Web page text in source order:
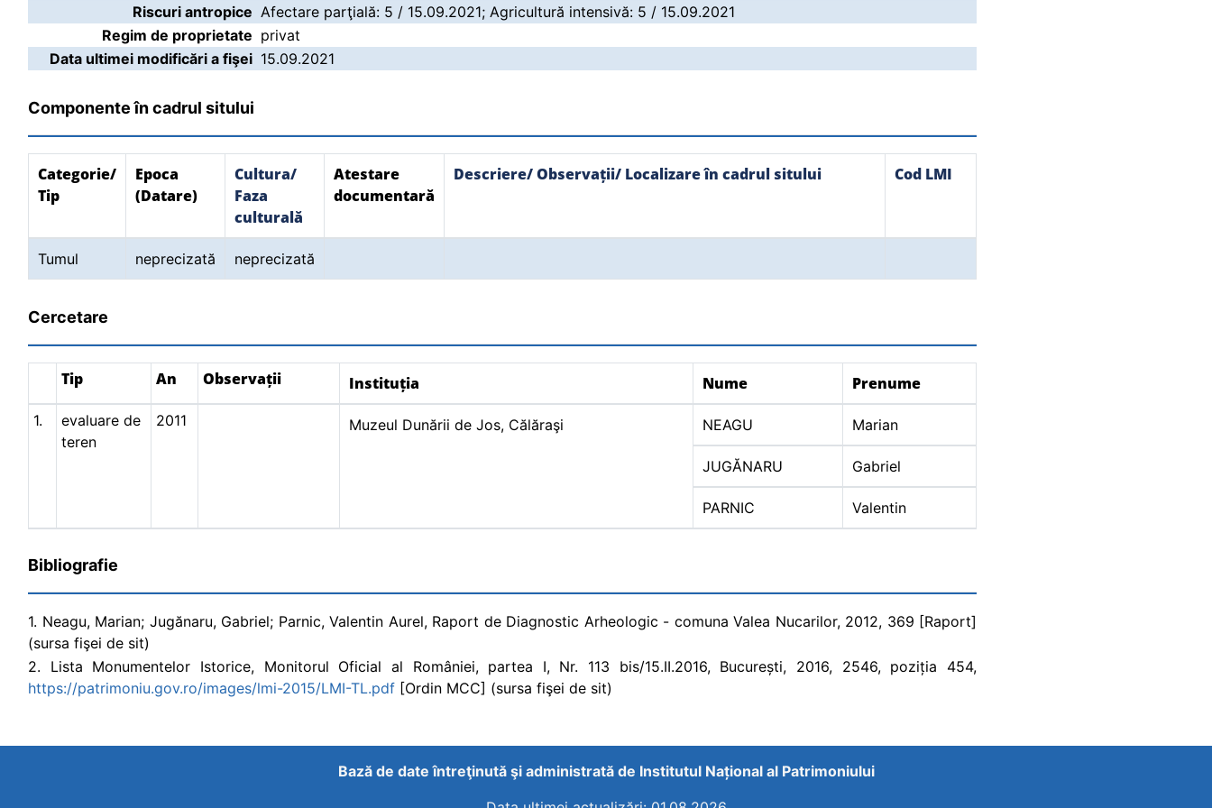
Riscuri antropice Afectare parţială: 5 / 15.09.2021; Agricultură intensivă: 5 / 15.09.2021
Regim de proprietate privat
Data ultimei modificări a fişei 15.09.2021
Componente în cadrul sitului
Categorie/
Tip
Epoca
(Datare)
Cultura/
Faza
culturală
Atestare
documentară
Descriere/ Observații/ Localizare în cadrul sitului Cod LMI
Tumul neprecizată neprecizată
Cercetare
Tip An Observații Instituția Nume Prenume
1.
evaluare de
teren
2011 Muzeul Dunării de Jos, Călăraşi NEAGU Marian
JUGĂNARU Gabriel
PARNIC Valentin
Bibliografie
1. Neagu, Marian; Jugănaru, Gabriel; Parnic, Valentin Aurel, Raport de Diagnostic Arheologic - comuna Valea Nucarilor, 2012, 369 [Raport]
(sursa fişei de sit)
2. Lista Monumentelor Istorice, Monitorul Oficial al României, partea I, Nr. 113 bis/15.II.2016, București, 2016, 2546, poziția 454,
https://patrimoniu.gov.ro/images/lmi-2015/LMI-TL.pdf [Ordin MCC] (sursa fişei de sit)
Bază de date întreţinută şi administrată de Institutul Național al Patrimoniului